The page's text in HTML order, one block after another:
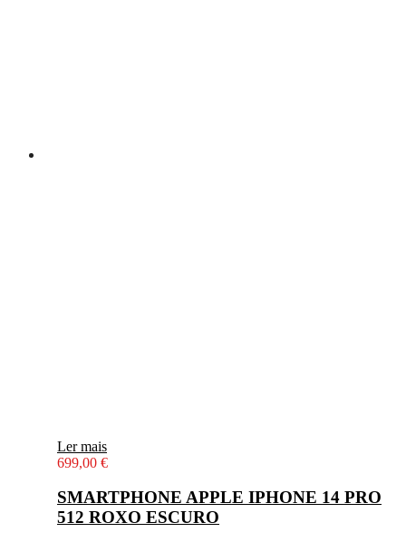
Ler mais
699,00 €
SMARTPHONE APPLE IPHONE 14 PRO
512 ROXO ESCURO